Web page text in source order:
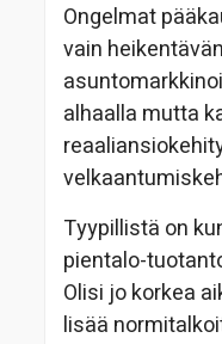
Ongelmat
vain
alhaalla mutta
Tyypillistä on
pientalo-
Olisi jo korkea
lisää